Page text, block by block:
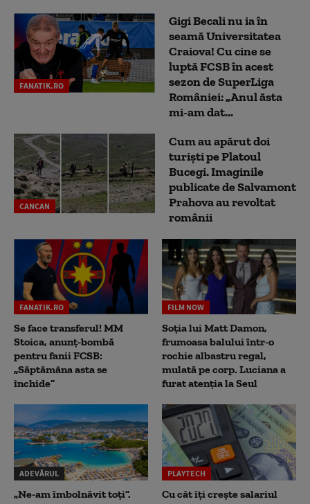
FANATIK.RO
Gigi Becali nu ia în
seamă Universitatea
Craiova! Cu cine se
luptă FCSB în acest
sezon de SuperLiga
României: „Anul ăsta
mi-am dat...
CANCAN
Cum au apărut doi
turiști pe Platoul
Bucegi. Imaginile
publicate de Salvamont
Prahova au revoltat
românii
FANATIK.RO
Se face transferul! MM
Stoica, anunț-bombă
pentru fanii FCSB:
„Săptămâna asta se
închide”
FILM NOW
Soția lui Matt Damon,
frumoasa balului într-o
rochie albastru regal,
mulată pe corp. Luciana a
furat atenția la Seul
ADEVĂRUL
„Ne-am îmbolnăvit toți”.
PLAYTECH
Cu cât îți crește salariul